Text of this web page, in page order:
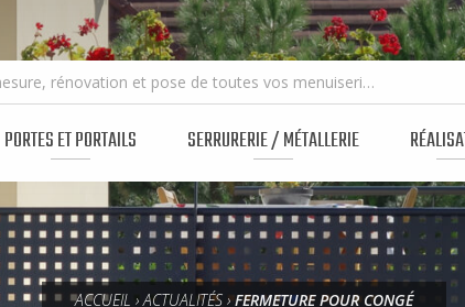
Fabrication sur mesure, rénovation et pose de toutes vos menuiseries
PORTES ET PORTAILS SERRURERIE / MÉTALLERIE
ACCUEIL ›ACTUALITÉS› FERMETURE POUR CONGÉ